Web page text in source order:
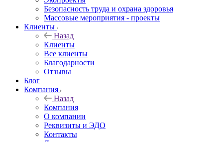
Безопасность труда и охрана здоровья
Массовые мероприятия - проекты
Клиенты
Назад
Клиенты
Все клиенты
Благодарности
Отзывы
Блог
Компания
Назад
Компания
О компании
Реквизиты и ЭДО
Контакты